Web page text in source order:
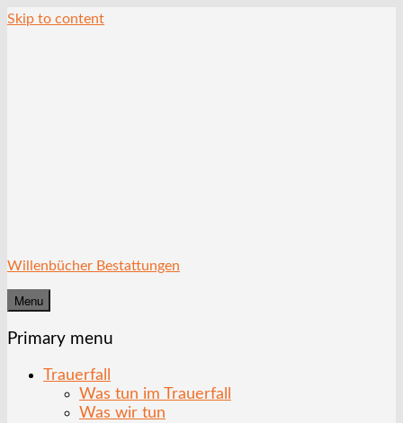
Skip to content
Willenbücher Bestattungen
Menu
Primary menu
Trauerfall
Was tun im Trauerfall
Was wir tun